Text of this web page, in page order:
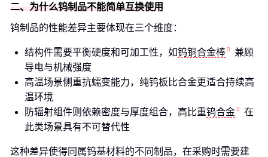
二、为什么钨制品不能简单互换使用
钨制品的性能差异主要体现在三个维度：
结构件需要平衡硬度和可加工性，如钨铜合金棒
兼顾
导电与机械强度
高温场景侧重抗蠕变能力，纯钨板比合金更适合持续高
温环境
防辐射组件则依赖密度与厚度组合，高比重钨合金
在
此类场景具有不可替代性
这种差异使得同属钨基材料的不同制品，在采购时需要建